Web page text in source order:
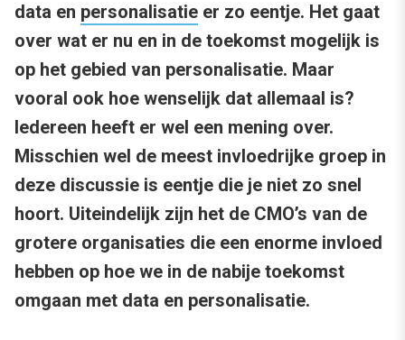
data en personalisatie er zo eentje. Het gaat
over wat er nu en in de toekomst mogelijk is
op het gebied van personalisatie. Maar
vooral ook hoe wenselijk dat allemaal is?
Iedereen heeft er wel een mening over.
Misschien wel de meest invloedrijke groep in
deze discussie is eentje die je niet zo snel
hoort. Uiteindelijk zijn het de CMO’s van de
grotere organisaties die een enorme invloed
hebben op hoe we in de nabije toekomst
omgaan met data en personalisatie.